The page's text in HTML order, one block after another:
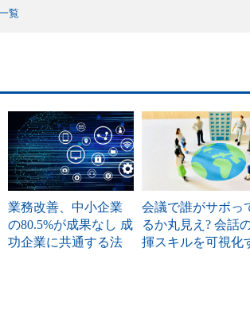
覧